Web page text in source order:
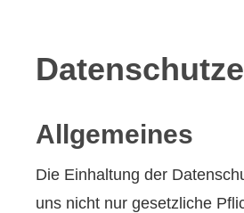
Allgemeines
Die Einhaltung der
uns nicht nur gesetzliche